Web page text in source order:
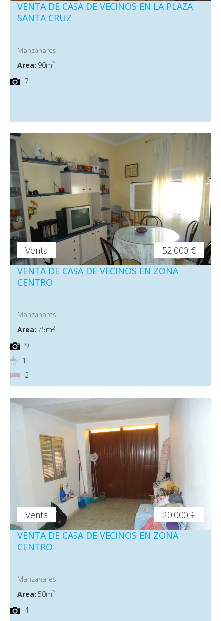
VENTA DE CASA DE VECINOS EN LA PLAZA
SANTA CRUZ
Manzanares
Area: 90m2
7
Venta
52.000 €
VENTA DE CASA DE VECINOS EN ZONA
CENTRO
Manzanares
Area: 75m2
9
1
2
Venta
20.000 €
VENTA DE CASA DE VECINOS EN ZONA
CENTRO
Manzanares
Area: 50m2
4